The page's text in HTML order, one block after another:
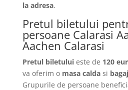
la adresa.
Pretul biletului
persoane Calarasi
Aachen Calarasi
Pretul biletuluieste de 120
va oferim o masa caldasi
Grupurile de persoane